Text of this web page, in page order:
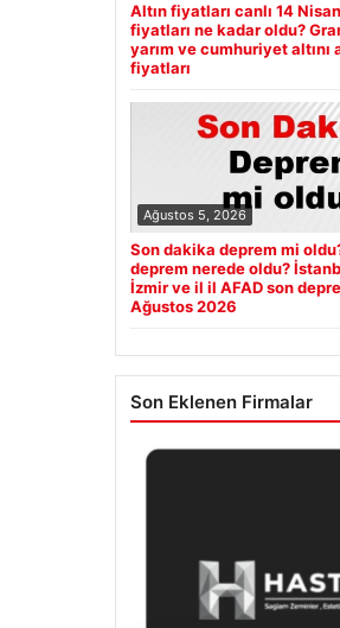
Altın fiyatları canlı 14
fiyatları ne kadar oldu?
yarım ve cumhuriyet altını
fiyatları
Ağustos 5, 2026
Son dakika deprem mi
deprem nerede oldu?
İzmir ve il il AFAD son
Ağustos 2026
Son Eklenen Firmalar